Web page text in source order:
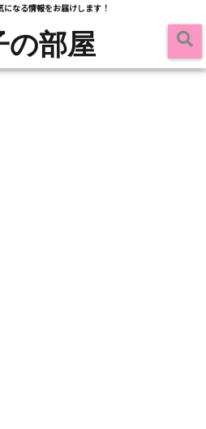
になる情報をお届けします！
の部屋